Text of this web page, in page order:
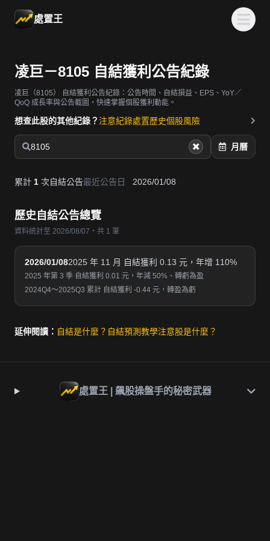
處置王
凌巨－8105 自結獲利公告紀錄
凌巨（8105）
自結獲利公告紀錄：公告時間、自結損益、EPS、YoY／
QoQ 成長率與公告截圖，快速掌握個股獲利動能。
想查此股的其他紀錄？ 注意紀錄處置歷史個股風險
8105 月曆
累計 1 次自結公告最近公告日 2026/01/08
歷史自結公告總覽
資料統計至 2026/08/07・共 1 筆
2026/01/082025 年 11 月 自結獲利 0.13 元，年增 110%
2025 年第 3 季 自結獲利 0.01 元，年減 50%、轉虧為盈
2024Q4～2025Q3 累計 自結獲利 -0.44 元，轉盈為虧
延伸閱讀： 自結是什麼？ 自結預測教學注意股是什麼？
處置王 | 飆股操盤手的秘密武器